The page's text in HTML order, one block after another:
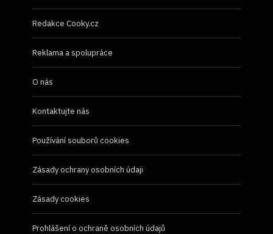
Redakce Cooky.cz
Reklama a spolupráce
O nás
Kontaktujte nás
Používání souborů cookies
Zásady ochrany osobních údaji
Zásady cookies
Prohlášení o ochraně osobních údajů